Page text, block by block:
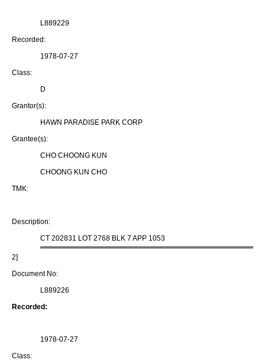
L889229
Recorded:
1978-07-27
Class:
D
Grantor(s):
HAWN PARADISE PARK CORP
Grantee(s):
CHO CHOONG KUN
CHOONG KUN CHO
TMK:
Description:
CT 202831 LOT 2768 BLK 7 APP 1053
2]
Document No:
L889226
Recorded:
1978-07-27
Class: